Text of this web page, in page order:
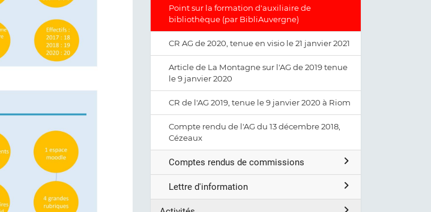
Point sur la formation d'auxiliaire de
bibliothèque (par BibliAuvergne)
CR AG de 2020, tenue en visio le 21 janvier 2021
Article de La Montagne sur l'AG de 2019 tenue
le 9 janvier 2020
CR de l'AG 2019, tenue le 9 janvier 2020 à Riom
Compte rendu de l'AG du 13 décembre 2018,
Cézeaux
Comptes rendus de commissions
Lettre d'information